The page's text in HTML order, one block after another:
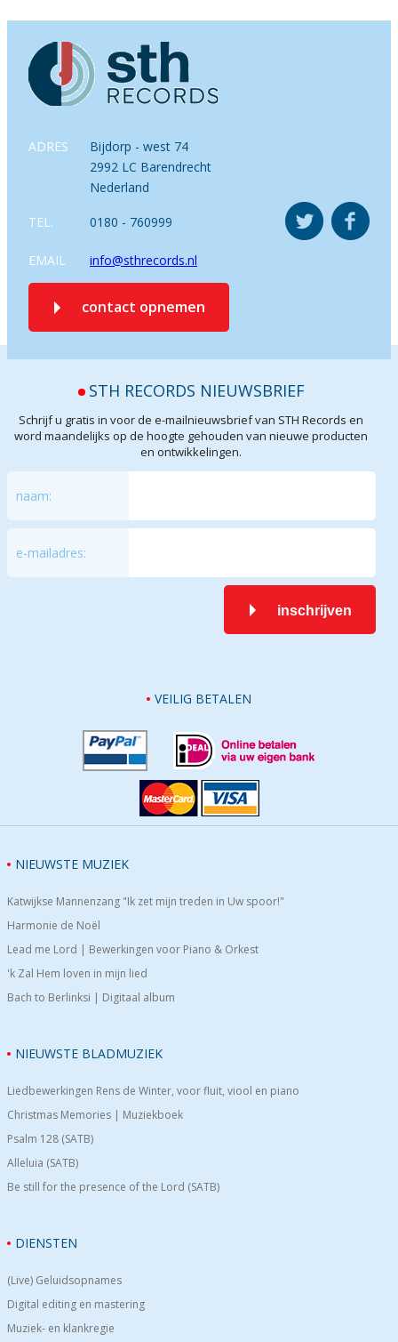
ADRES
Bijdorp - west 74
2992 LC Barendrecht
Nederland
TEL. 0180 - 760999
EMAIL info@sthrecords.nl
contact opnemen
STH RECORDS NIEUWSBRIEF
Schrijf u gratis in voor de e-mailnieuwsbrief van STH Records en
word maandelijks op de hoogte gehouden van nieuwe producten
en ontwikkelingen.
naam:
e-mailadres:
inschrijven
VEILIG BETALEN
NIEUWSTE MUZIEK
Katwijkse Mannenzang "Ik zet mijn treden in Uw spoor!"
Harmonie de Noël
Lead me Lord | Bewerkingen voor Piano & Orkest
'k Zal Hem loven in mijn lied
Bach to Berlinksi | Digitaal album
NIEUWSTE BLADMUZIEK
Liedbewerkingen Rens de Winter, voor fluit, viool en piano
Christmas Memories | Muziekboek
Psalm 128 (SATB)
Alleluia (SATB)
Be still for the presence of the Lord (SATB)
DIENSTEN
(Live) Geluidsopnames
Digital editing en mastering
Muziek- en klankregie